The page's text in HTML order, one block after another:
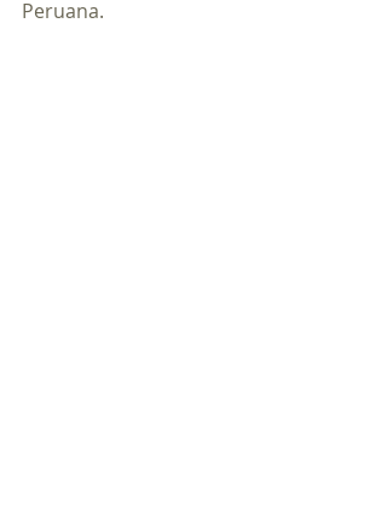
Peruana.